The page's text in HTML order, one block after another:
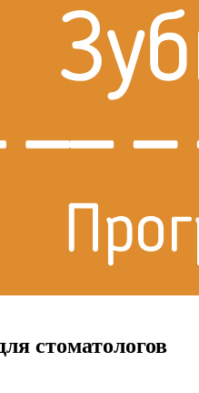
стоматологов